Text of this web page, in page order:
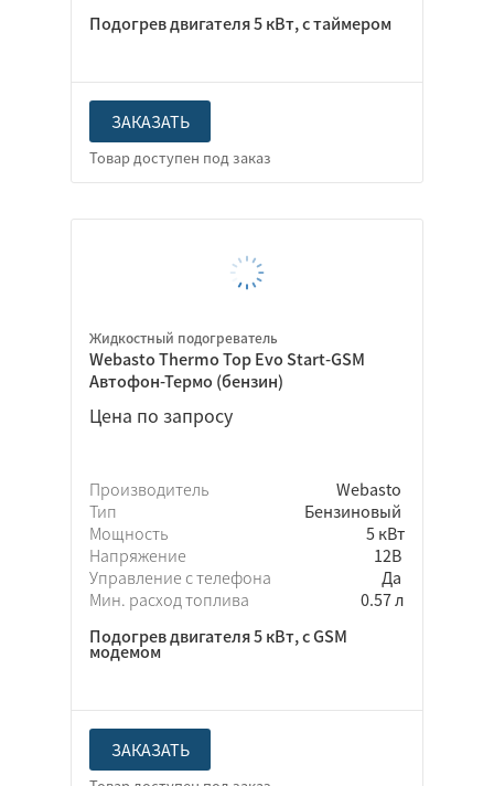
Подогрев двигателя 5 кВт, с таймером
ЗАКАЗАТЬ
Жидкостный подогреватель
Webasto Thermo Top Evo Start-GSM
Автофон-Термо (бензин)
Цена по запросу
Производитель
Webasto
Тип
Бензиновый
Мощность
5 кВт
Напряжение
12В
Управление с телефона
Да
Мин. расход топлива
0.57 л
Подогрев двигателя 5 кВт, с GSM
модемом
ЗАКАЗАТЬ